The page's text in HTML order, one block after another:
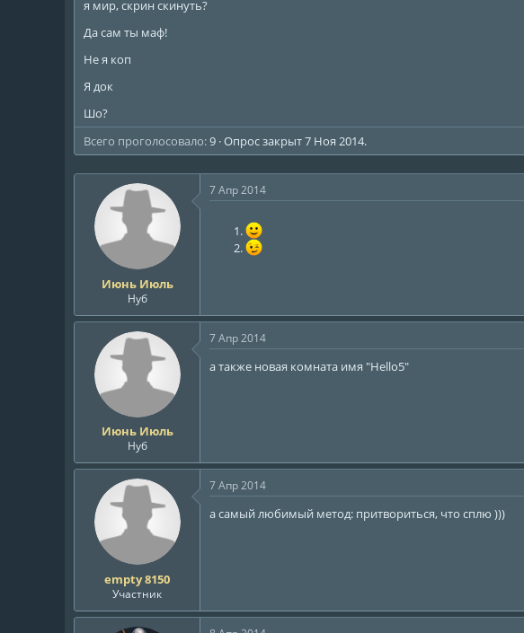
ы
л
я мир, скрин скинуть?
Да сам ты маф!
Не я коп
Я док
Шо?
Всего проголосовало 9 Опрос закрыт7 Ноя 2014.
Июнь Июль
Нуб
7 Апр 2014
Июнь Июль
Нуб
7 Апр 2014
а также новая комната имя "Hello5"
empty 8150
Участник
7 Апр 2014
а самый любимый метод: притвориться, что сплю )))